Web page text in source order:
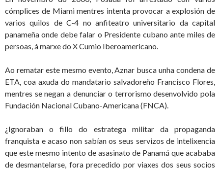
cómplices de Miami mentres intenta provocar a explosión de
varios quilos de C-4 no anfiteatro universitario da capital
panameña onde debe falar o Presidente cubano ante miles de
persoas, á marxe do X Cumio Iberoamericano.
Ao rematar este mesmo evento, Aznar busca unha condena de
ETA, coa axuda do mandatario salvadoreño Francisco Flores,
mentres se negan a denunciar o terrorismo desenvolvido pola
Fundación Nacional Cubano-Americana (FNCA).
¿Ignoraban o fillo do estratega militar da propaganda
franquista e acaso non sabían os seus servizos de intelixencia
que este mesmo intento de asasinato de Panamá que acababa
de desmantelarse, fora precedido por viaxes dos seus socios